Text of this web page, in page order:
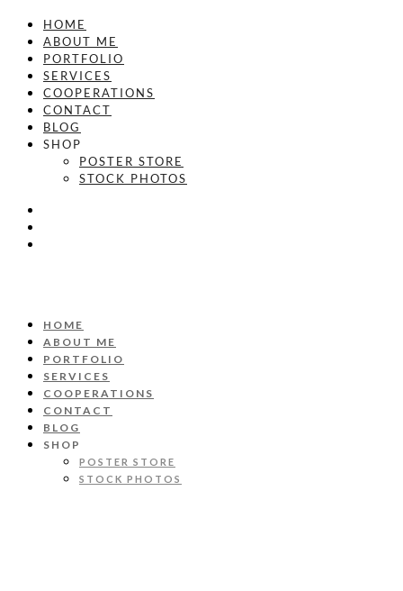
HOME
ABOUT ME
PORTFOLIO
SERVICES
COOPERATIONS
CONTACT
BLOG
SHOP
POSTER STORE
STOCK PHOTOS
HOME
ABOUT ME
PORTFOLIO
SERVICES
COOPERATIONS
CONTACT
BLOG
SHOP
POSTER STORE
STOCK PHOTOS